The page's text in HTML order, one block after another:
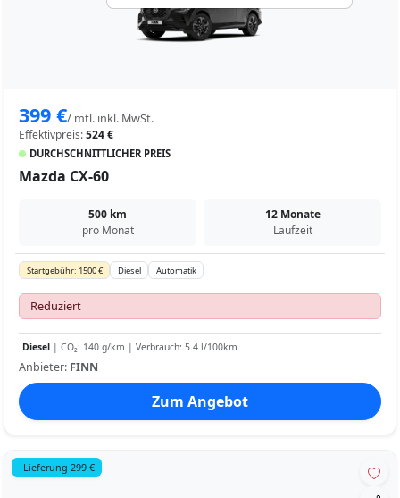
399 €/ mtl. inkl. MwSt.
Effektivpreis:524 €
DURCHSCHNITTLICHER PREIS
Mazda CX-60
500 km
pro Monat
12 Monate
Laufzeit
Startgebühr: 1500 € Diesel Automatik
Reduziert
Diesel | CO₂: 140 g/km | Verbrauch: 5.4 l/100km
Anbieter: FINN
Zum Angebot
Lieferung 299 €